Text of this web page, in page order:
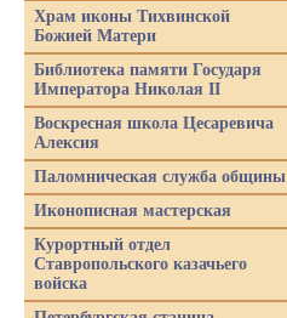
Храм иконы Тихвинской
Божией Матери
Библиотека памяти Государя
Императора Николая II
Воскресная школа Цесаревича
Алексия
Паломническая служба общины
Иконописная мастерская
Курортный отдел
Ставропольского казачьего
войска